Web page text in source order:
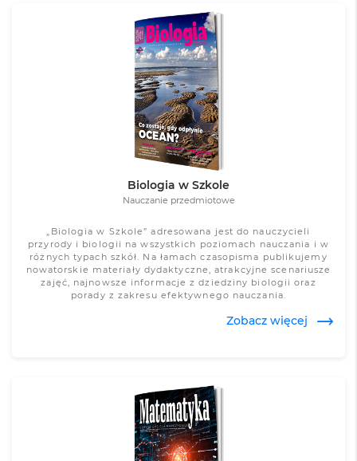
Biologia w Szkole
Nauczanie przedmiotowe
„Biologia w Szkole” adresowana jest do nauczycieli
przyrody i biologii na wszystkich poziomach nauczania i w
różnych typach szkół. Na łamach czasopisma publikujemy
nowatorskie materiały dydaktyczne, atrakcyjne scenariusze
zajęć, najnowsze informacje z dziedziny biologii oraz
porady z zakresu efektywnego nauczania.
Zobacz więcej